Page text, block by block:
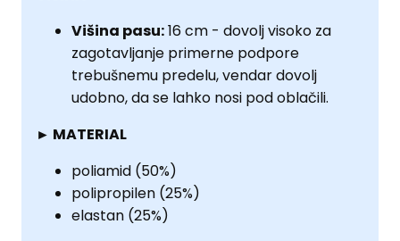
Višina pasu:16 cm - dovolj visoko za
zagotavljanje primerne podpore
trebušnemu predelu, vendar dovolj
udobno, da se lahko nosi pod oblačili.
► MATERIAL
poliamid (50%)
polipropilen (25%)
elastan (25%)